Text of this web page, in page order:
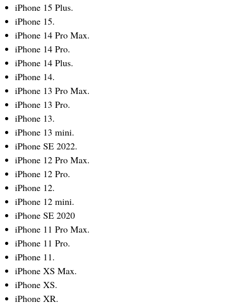
iPhone 15 Plus.
iPhone 15.
iPhone 14 Pro Max.
iPhone 14 Pro.
iPhone 14 Plus.
iPhone 14.
iPhone 13 Pro Max.
iPhone 13 Pro.
iPhone 13.
iPhone 13 mini.
iPhone SE 2022.
iPhone 12 Pro Max.
iPhone 12 Pro.
iPhone 12.
iPhone 12 mini.
iPhone SE 2020
iPhone 11 Pro Max.
iPhone 11 Pro.
iPhone 11.
iPhone XS Max.
iPhone XS.
iPhone XR.